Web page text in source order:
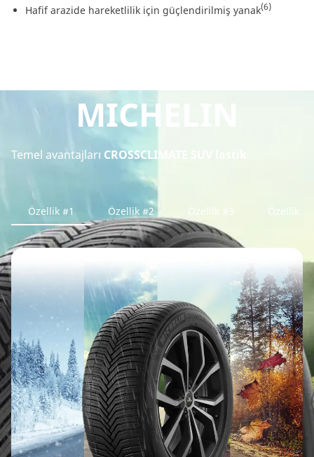
Hafif arazide hareketlilik için güçlendirilmiş yanak(6)
MICHELIN
Temel avantajları CROSSCLIMATE SUV lastik
Özellik #1 Özellik #2 Özellik #3 Özellik #4